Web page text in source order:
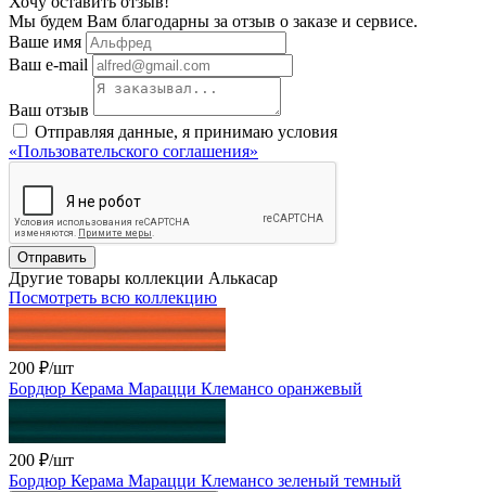
Мы будем Вам благодарны за отзыв о заказе и сервисе.
Ваше имя
Ваш e-mail
Ваш отзыв
Отправляя данные, я принимаю условия
«Пользовательского соглашения»
Отправить
Другие товары коллекции Алькасар
Посмотреть всю коллекцию
200 ₽/шт
Бордюр Керама Марацци Клемансо оранжевый
200 ₽/шт
Бордюр Керама Марацци Клемансо зеленый темный